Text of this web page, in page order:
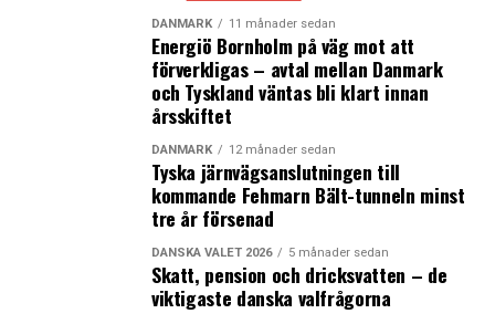
DANMARK 11 månader sedan
Energiö Bornholm på väg mot att
förverkligas – avtal mellan Danmark
och Tyskland väntas bli klart innan
årsskiftet
DANMARK 12 månader sedan
Tyska järnvägsanslutningen till
kommande Fehmarn Bält-tunneln minst
tre år försenad
DANSKA VALET 2026 5 månader sedan
Skatt, pension och dricksvatten – de
viktigaste danska valfrågorna